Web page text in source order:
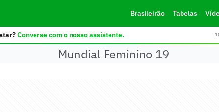
Brasileirão Tabelas
Converse com o nosso assistente.
Mundial Feminino 19